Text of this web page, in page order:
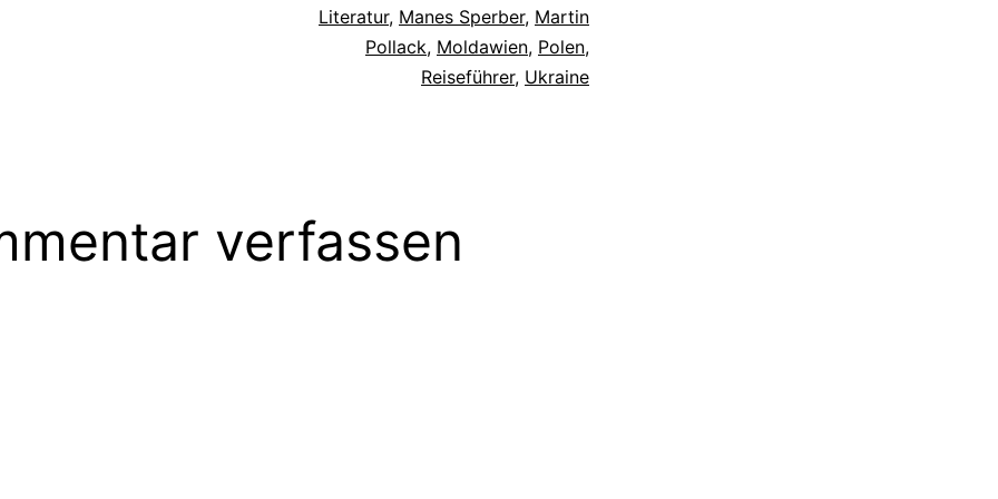
Literatur, Manes Sperber, Martin
Pollack, Moldawien, Polen,
Reiseführer, Ukraine
verfassen